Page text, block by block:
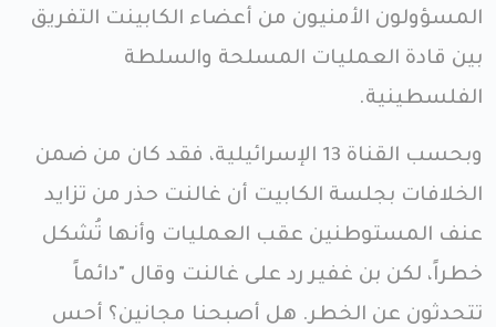
المسؤولون الأمنيون من أعضاء الكابينت التفريق
بين قادة العمليات المسلحة والسلطة
الفلسطينية.
وبحسب القناة 13 الإسرائيلية، فقد كان من ضمن
الخلافات بجلسة الكابيت أن غالنت حذر من تزايد
عنف المستوطنين عقب العمليات وأنها تُشكل
خطراً، لكن بن غفير رد على غالنت وقال "دائماً
تتحدثون عن الخطر. هل أصبحنا مجانين؟ أحس